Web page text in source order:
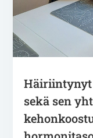
sekä sen